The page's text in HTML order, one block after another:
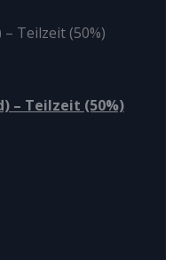
– Teilzeit (50%)